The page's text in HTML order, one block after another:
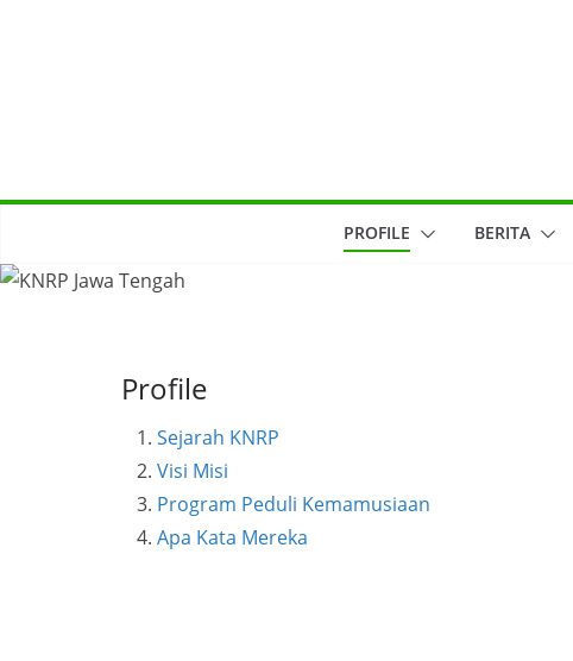
PROFILE BERITA
Profile
Sejarah KNRP
Visi Misi
Program Peduli Kemamusiaan
Apa Kata Mereka